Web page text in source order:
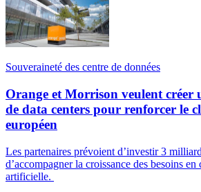
Souveraineté des centre de données
Orange et Morrison veulent créer
de data centers pour renforcer le
européen
Les partenaires prévoient d’investir 3
d’accompagner la croissance des besoins
artificielle.